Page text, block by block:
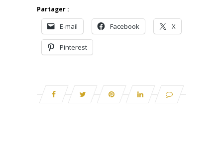
Partager :
E-mail Facebook X
Pinterest